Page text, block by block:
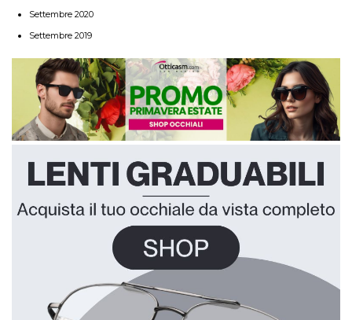
Settembre 2020
Settembre 2019